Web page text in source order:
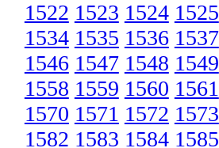
1522 1523 1524 1525
1534 1535 1536 1537
1546 1547 1548 1549
1558 1559 1560 1561
1570 1571 1572 1573
1582 1583 1584 1585